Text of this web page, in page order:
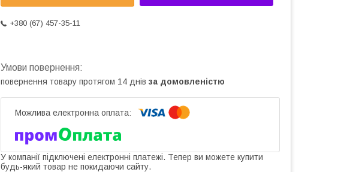
+380 (67) 457-35-11
повернення товару протягом 14 днів за домовленістю
У компанії підключені електронні платежі. Тепер ви можете купити
будь-який товар не покидаючи сайту.